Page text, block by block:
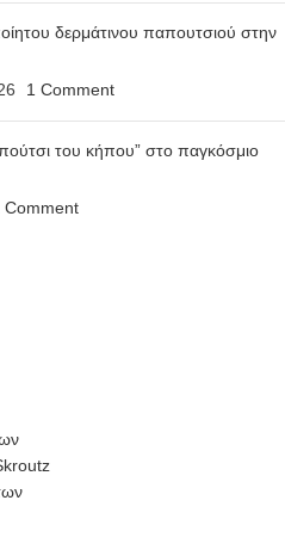
δερμάτινου παπουτσιού στην
1 Comment
του κήπου” στο παγκόσμιο
Comment